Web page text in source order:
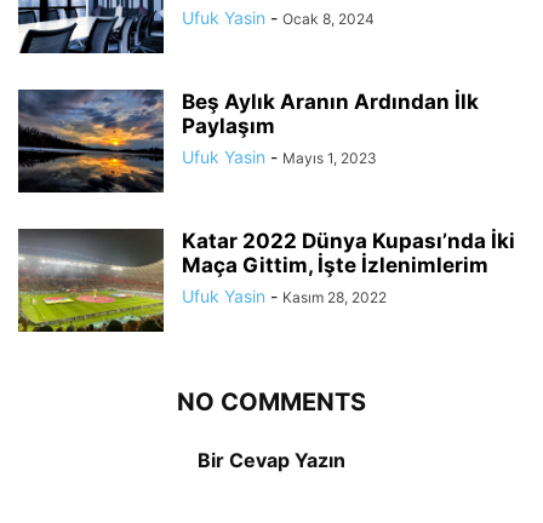
Ufuk Yasin - Ocak 8, 2024
Beş Aylık Aranın Ardından İlk
Paylaşım
Ufuk Yasin - Mayıs 1, 2023
Katar 2022 Dünya Kupası’nda İki
Maça Gittim, İşte İzlenimlerim
Ufuk Yasin - Kasım 28, 2022
NO COMMENTS
Bir Cevap Yazın